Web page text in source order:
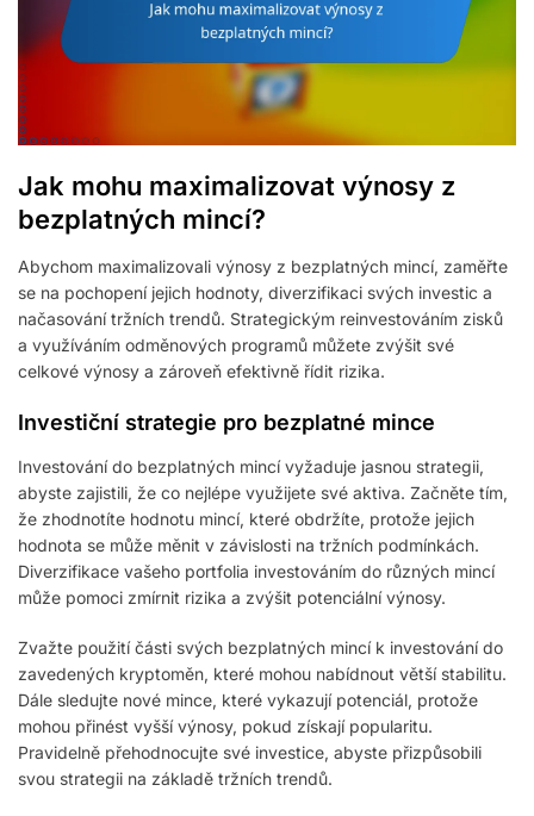
Jak mohu maximalizovat výnosy z
bezplatných mincí?
Abychom maximalizovali výnosy z bezplatných mincí, zaměřte
se na pochopení jejich hodnoty, diverzifikaci svých investic a
načasování tržních trendů. Strategickým reinvestováním zisků
a využíváním odměnových programů můžete zvýšit své
celkové výnosy a zároveň efektivně řídit rizika.
Investiční strategie pro bezplatné mince
Investování do bezplatných mincí vyžaduje jasnou strategii,
abyste zajistili, že co nejlépe využijete své aktiva. Začněte tím,
že zhodnotíte hodnotu mincí, které obdržíte, protože jejich
hodnota se může měnit v závislosti na tržních podmínkách.
Diverzifikace vašeho portfolia investováním do různých mincí
může pomoci zmírnit rizika a zvýšit potenciální výnosy.
Zvažte použití části svých bezplatných mincí k investování do
zavedených kryptoměn, které mohou nabídnout větší stabilitu.
Dále sledujte nové mince, které vykazují potenciál, protože
mohou přinést vyšší výnosy, pokud získají popularitu.
Pravidelně přehodnocujte své investice, abyste přizpůsobili
svou strategii na základě tržních trendů.